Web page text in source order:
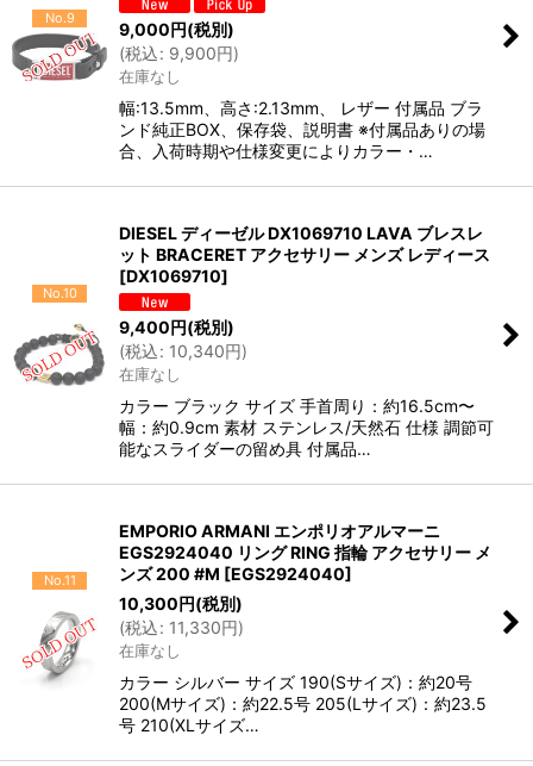
No.9
9,000円(税別)
(税込: 9,900円)
在庫なし
幅:13.5mm、高さ:2.13mm、 レザー 付属品 ブラ
ンド純正BOX、保存袋、説明書 ※付属品ありの場
合、入荷時期や仕様変更によりカラー・…
No.10
DIESEL ディーゼル DX1069710 LAVA ブレスレ
ット BRACERET アクセサリー メンズ レディース
[DX1069710]
9,400 円(税別)
(税込: 10,340円)
在庫なし
カラー ブラック サイズ 手首周り：約16.5cm〜
幅：約0.9cm 素材 ステンレス/天然石 仕様 調節可
能なスライダーの留め具 付属品…
No.11
EMPORIO ARMANI エンポリオアルマーニ
EGS2924040 リング RING 指輪 アクセサリー メ
ンズ 200 #M [EGS2924040]
10,300 円(税別)
(税込: 11,330円)
在庫なし
カラー シルバー サイズ 190(Sサイズ)：約20号
200(Mサイズ)：約22.5号 205(Lサイズ)：約23.5
号 210(XLサイズ…